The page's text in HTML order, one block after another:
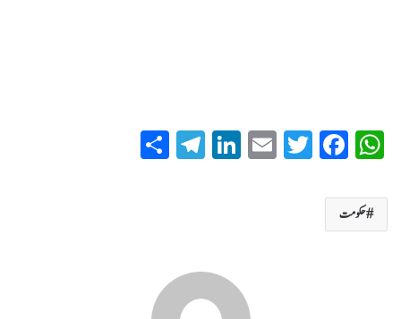
W
ha
ts
A
Fa
ce
T
wi
E
m
Li
nk
T
el
حکومت